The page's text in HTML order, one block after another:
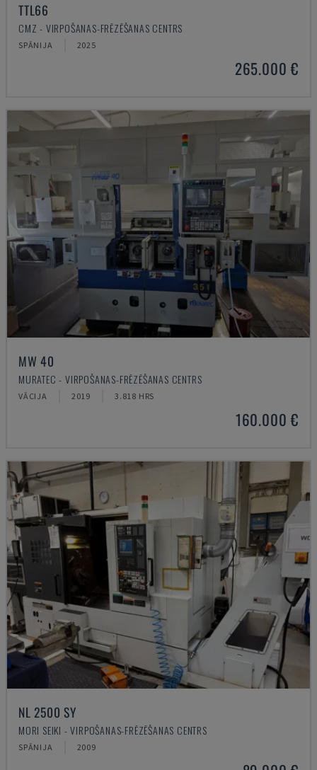
TTL66
CMZ - VIRPOŠANAS-FRĒZĒŠANAS CENTRS
SPĀNIJA 2025
265.000 €
MW 40
MURATEC - VIRPOŠANAS-FRĒZĒŠANAS CENTRS
VĀCIJA 2019 3.818 HRS
160.000 €
NL 2500 SY
MORI SEIKI - VIRPOŠANAS-FRĒZĒŠANAS CENTRS
SPĀNIJA 2009